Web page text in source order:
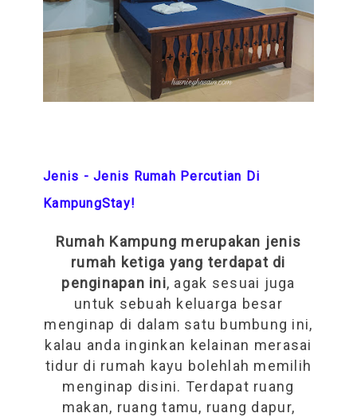
Jenis - Jenis Rumah Percutian Di
KampungStay!
Rumah Kampung merupakan jenis
rumah ketiga yang terdapat di
penginapan ini, agak sesuai juga
untuk sebuah keluarga besar
menginap di dalam satu bumbung ini,
kalau anda inginkan kelainan merasai
tidur di rumah kayu bolehlah memilih
menginap disini. Terdapat ruang
makan, ruang tamu, ruang dapur,